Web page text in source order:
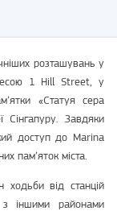
розташувань у
1 Hill Street, у
«Статуя сера
Сінгапуру. Завдяки
доступ до Marina
пам’яток міста.
ходьби від станцій
іншими районами